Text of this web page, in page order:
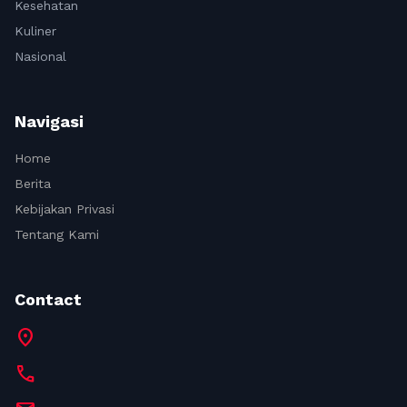
Kesehatan
Kuliner
Nasional
Navigasi
Home
Berita
Kebijakan Privasi
Tentang Kami
Contact
location_on
call